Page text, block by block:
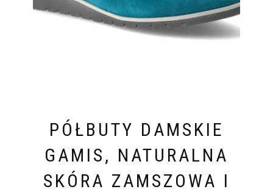
PÓŁBUTY DAMSKIE
GAMIS, NATURALNA
SKÓRA ZAMSZOWA I